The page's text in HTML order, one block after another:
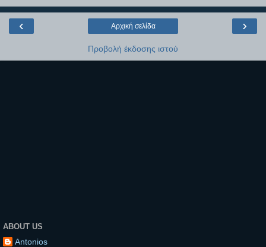
‹ ›
Αρχική σελίδα
Προβολή έκδοσης ιστού
ABOUT US
Antonios